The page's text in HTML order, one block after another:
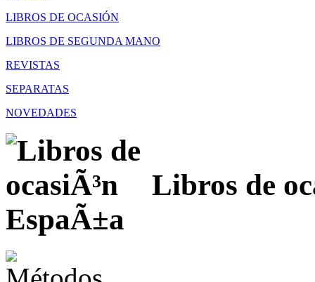
LIBROS DE OCASIÓN
LIBROS DE SEGUNDA MANO
REVISTAS
SEPARATAS
NOVEDADES
Libros de
EspaÃ±a